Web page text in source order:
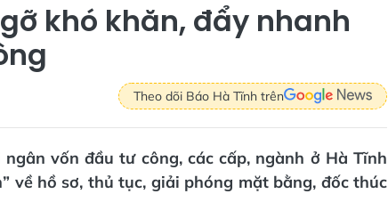
khó khăn, đẩy nhanh
Theo dõi Báo Hà Tĩnh trên
vốn đầu tư công, các cấp, ngành ở Hà Tĩnh
về hồ sơ, thủ tục, giải phóng mặt bằng, đốc thúc